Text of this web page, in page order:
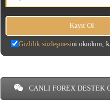
Gizlilik sözleşmesini okudum,
CANLI FOREX DESTEK